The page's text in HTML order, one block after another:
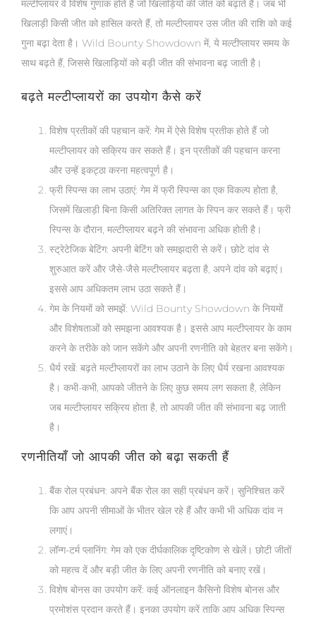
मल्टीप्लायर वे विशेष गुणांक होते हैं जो खिलाड़ियों की जीत को बढ़ाते हैं। जब भी
खिलाड़ी किसी जीत को हासिल करते हैं, तो मल्टीप्लायर उस जीत की राशि को कई
गुना बढ़ा देता है। Wild Bounty Showdown में, ये मल्टीप्लायर समय के
साथ बढ़ते हैं, जिससे खिलाड़ियों को बड़ी जीत की संभावना बढ़ जाती है।
बढ़ते मल्टीप्लायरों का उपयोग कैसे करें
विशेष प्रतीकों की पहचान करें: गेम में ऐसे विशेष प्रतीक होते हैं जो
मल्टीप्लायर को सक्रिय कर सकते हैं। इन प्रतीकों की पहचान करना
और उन्हें इकट्ठा करना महत्वपूर्ण है।
फ्री स्पिन्स का लाभ उठाएं: गेम में फ्री स्पिन्स का एक विकल्प होता है,
जिसमें खिलाड़ी बिना किसी अतिरिक्त लागत के स्पिन कर सकते हैं। फ्री
स्पिन्स के दौरान, मल्टीप्लायर बढ़ने की संभावना अधिक होती है।
स्ट्रेटेजिक बेटिंग: अपनी बेटिंग को समझदारी से करें। छोटे दांव से
शुरुआत करें और जैसे-जैसे मल्टीप्लायर बढ़ता है, अपने दांव को बढ़ाएं।
इससे आप अधिकतम लाभ उठा सकते हैं।
गेम के नियमों को समझें: Wild Bounty Showdown के नियमों
और विशेषताओं को समझना आवश्यक है। इससे आप मल्टीप्लायर के काम
करने के तरीके को जान सकेंगे और अपनी रणनीति को बेहतर बना सकेंगे।
धैर्य रखें: बढ़ते मल्टीप्लायरों का लाभ उठाने के लिए धैर्य रखना आवश्यक
है। कभी-कभी, आपको जीतने के लिए कुछ समय लग सकता है, लेकिन
जब मल्टीप्लायर सक्रिय होता है, तो आपकी जीत की संभावना बढ़ जाती
है।
रणनीतियाँ जो आपकी जीत को बढ़ा सकती हैं
बैंक रोल प्रबंधन: अपने बैंक रोल का सही प्रबंधन करें। सुनिश्चित करें
कि आप अपनी सीमाओं के भीतर खेल रहे हैं और कभी भी अधिक दांव न
लगाएं।
लॉन्ग-टर्म प्लानिंग: गेम को एक दीर्घकालिक दृष्टिकोण से खेलें। छोटी जीतों
को महत्व दें और बड़ी जीत के लिए अपनी रणनीति को बनाए रखें।
विशेष बोनस का उपयोग करें: कई ऑनलाइन कैसिनो विशेष बोनस और
प्रमोशंस प्रदान करते हैं। इनका उपयोग करें ताकि आप अधिक स्पिन्स